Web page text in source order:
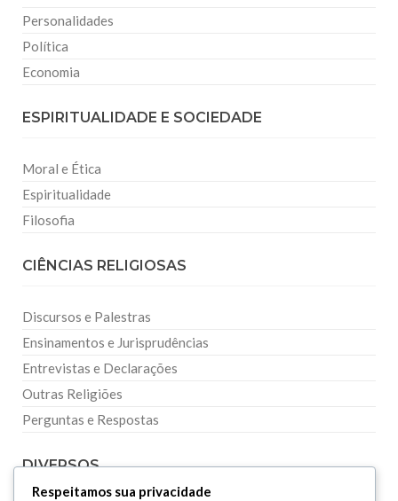
Personalidades
Política
Economia
ESPIRITUALIDADE E SOCIEDADE
Moral e Ética
Espiritualidade
Filosofia
CIÊNCIAS RELIGIOSAS
Discursos e Palestras
Ensinamentos e Jurisprudências
Entrevistas e Declarações
Outras Religiões
Perguntas e Respostas
DIVERSOS
Respeitamos sua privacidade